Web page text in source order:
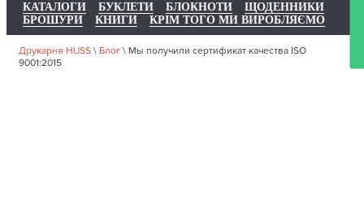
КАТАЛОГИ БУКЛЕТИ БЛОКНОТИ
ЩОДЕННИКИ
БРОШУРИ
КНИГИ КРІМ ТОГО МИ ВИРОБЛЯЄМО
Друкарня HUSS \ Блог \ Мы получили сертификат качества ISO
9001:2015